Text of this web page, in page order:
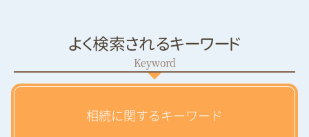
よく検索されるキーワード
相続に関するキーワード